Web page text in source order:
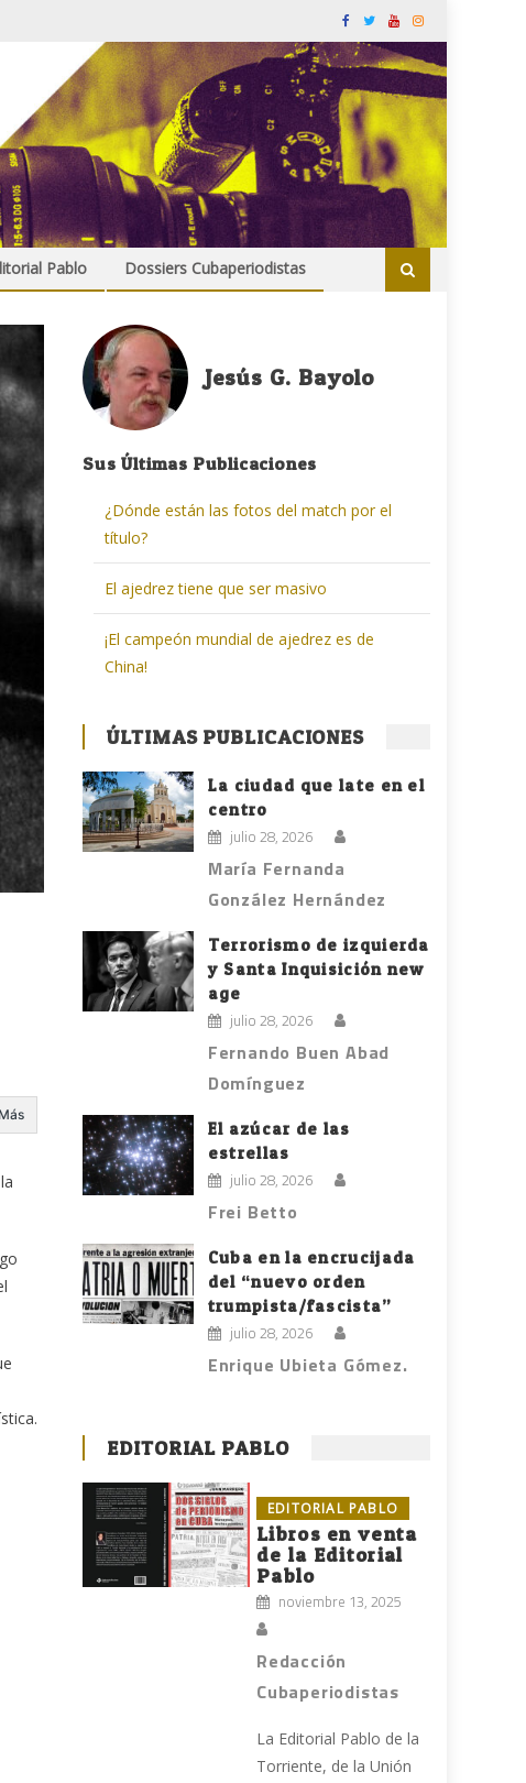
Pablo Dossiers Cubaperiodistas
Más
Jesús G. Bayolo
Sus Últimas Publicaciones
¿Dónde están las fotos del match por el
título?
El ajedrez tiene que ser masivo
¡El campeón mundial de ajedrez es de
China!
ÚLTIMAS PUBLICACIONES
La ciudad que late en el
centro
julio 28, 2026
María Fernanda
González Hernández
Terrorismo de izquierda
y Santa Inquisición new
age
julio 28, 2026
Fernando Buen Abad
Domínguez
El azúcar de las
estrellas
julio 28, 2026
Frei Betto
Cuba en la encrucijada
del “nuevo orden
trumpista/fascista”
julio 28, 2026
Enrique Ubieta Gómez.
EDITORIAL PABLO
EDITORIAL PABLO
Libros en venta
de la Editorial
Pablo
noviembre 13, 2025
Redacción
Cubaperiodistas
La Editorial Pablo de la
Torriente, de la Unión